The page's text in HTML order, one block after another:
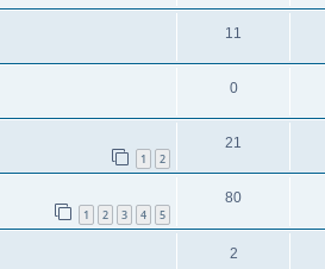
11
0
1 2
21
1 2 3 4 5
80
2